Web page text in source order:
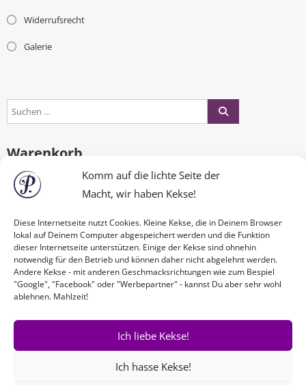
Komm auf die lichte Seite der
Macht, wir haben Kekse!
Diese Internetseite nutzt Cookies. Kleine Kekse, die in Deinem Browser
lokal auf Deinem Computer abgespeichert werden und die Funktion
dieser Internetseite unterstützen. Einige der Kekse sind ohnehin
notwendig für den Betrieb und können daher nicht abgelehnt werden.
Andere Kekse - mit anderen Geschmacksrichtungen wie zum Bespiel
"Google", "Facebook" oder "Werbepartner" - kannst Du aber sehr wohl
ablehnen. Mahlzeit!
Ich liebe Kekse!
Ich hasse Kekse!
Widerrufsrecht
Galerie
Warenkorb
Es befinden sich keine Produkte im Warenkorb.
Nichts Passendes gefunden?
Wenn Sie nach etwas Bestimmtem suchen oder gerne ein Produkt
Ihren Wünschen entsprechend anfertigen lassen möchten,
einfach!